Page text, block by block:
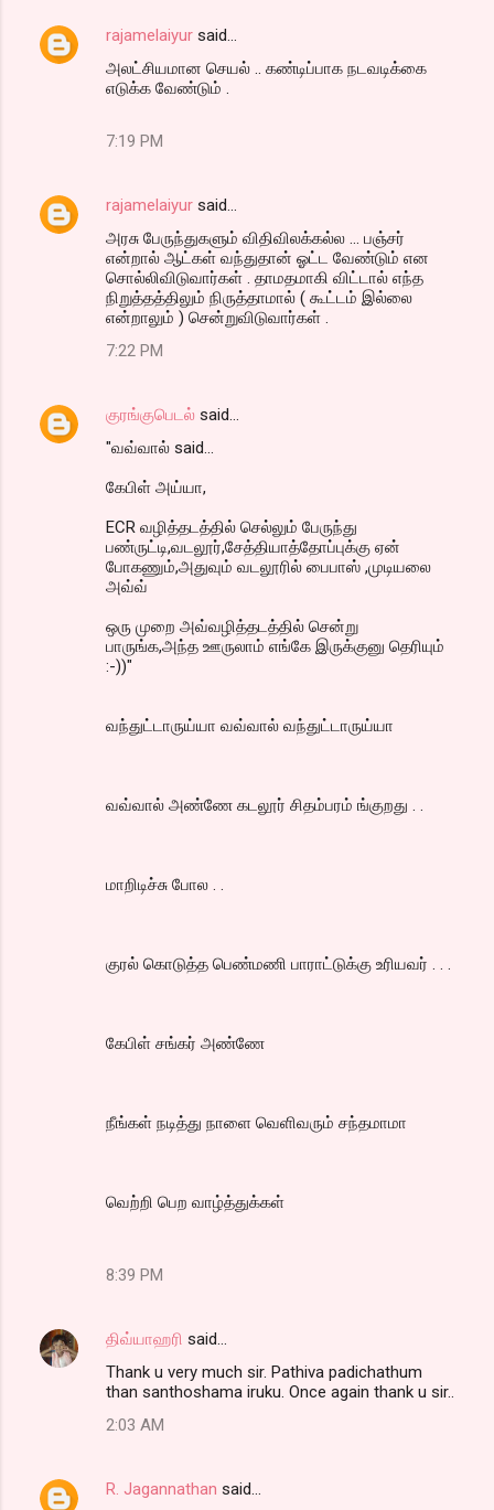
rajamelaiyur said…
அலட்சியமான செயல் .. கண்டிப்பாக நடவடிக்கை
எடுக்க வேண்டும் .
7:19 PM
rajamelaiyur said…
அரசு பேருந்துகளும் விதிவிலக்கல்ல ... பஞ்சர்
என்றால் ஆட்கள் வந்துதான் ஓட்ட வேண்டும் என
சொல்லிவிடுவார்கள் . தாமதமாகி விட்டால் எந்த
நிறுத்தத்திலும் நிருத்தாமால் ( கூட்டம் இல்லை
என்றாலும் ) சென்றுவிடுவார்கள் .
7:22 PM
குரங்குபெடல் said…
"வவ்வால் said...
கேபிள் அய்யா,
ECR வழித்தடத்தில் செல்லும் பேருந்து
பண்ருட்டி,வடலூர்,சேத்தியாத்தோப்புக்கு ஏன்
போகணும்,அதுவும் வடலூரில் பைபாஸ் ,முடியலை
அவ்வ்
ஒரு முறை அவ்வழித்தடத்தில் சென்று
பாருங்க,அந்த ஊருலாம் எங்கே இருக்குனு தெரியும்
:-))"
வந்துட்டாருய்யா வவ்வால் வந்துட்டாருய்யா
வவ்வால் அண்ணே கடலூர் சிதம்பரம் ங்குறது . .
மாறிடிச்சு போல . .
குரல் கொடுத்த பெண்மணி பாராட்டுக்கு உரியவர் . . .
கேபிள் சங்கர் அண்ணே
நீங்கள் நடித்து நாளை வெளிவரும் சந்தமாமா
வெற்றி பெற வாழ்த்துக்கள்
8:39 PM
திவ்யாஹரி said…
Thank u very much sir. Pathiva padichathum
than santhoshama iruku. Once again thank u sir..
2:03 AM
R. Jagannathan said…